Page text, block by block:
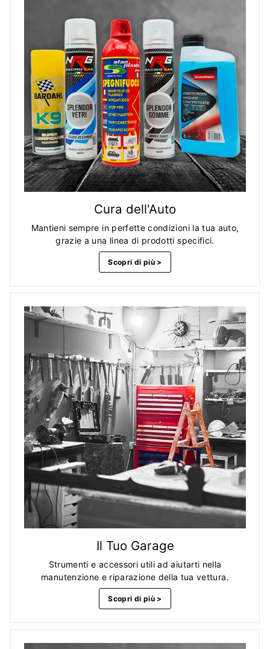
Cura dell'Auto
Mantieni sempre in perfette condizioni la tua auto,
grazie a una linea di prodotti specifici.
Scopri di più >
Il Tuo Garage
Strumenti e accessori utili ad aiutarti nella
manutenzione e riparazione della tua vettura.
Scopri di più >